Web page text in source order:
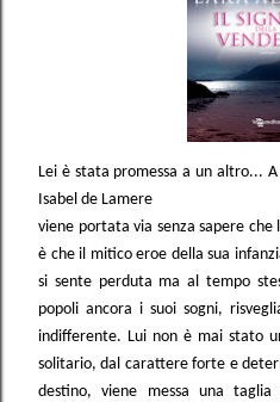
Lei è stata promessa a un altro...
Isabel de Lamere
viene portata via senza sapere
è che il mitico eroe della sua
si sente perduta ma al tempo
popoli ancora i suoi sogni,
indifferente. Lui non è mai stato
solitario, dal carattere forte e
destino, viene messa una